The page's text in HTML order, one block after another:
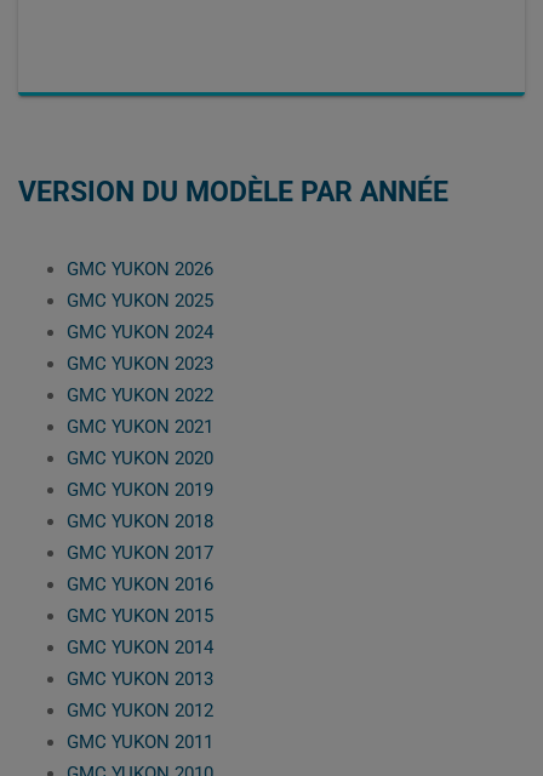
VERSION DU MODÈLE PAR ANNÉE
GMC YUKON 2026
GMC YUKON 2025
GMC YUKON 2024
GMC YUKON 2023
GMC YUKON 2022
GMC YUKON 2021
GMC YUKON 2020
GMC YUKON 2019
GMC YUKON 2018
GMC YUKON 2017
GMC YUKON 2016
GMC YUKON 2015
GMC YUKON 2014
GMC YUKON 2013
GMC YUKON 2012
GMC YUKON 2011